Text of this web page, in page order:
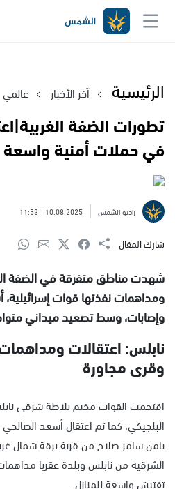
الرئيسية آخر الأخبار عالمي
تطورات الضفة
في حملات أمنية واسعة
راديو الشمس 10.08.2025
11:53
شارك المقال
شهدت مناطق متفرقة في الضفة
ومداهمات نفذتها قوات
وإصابات، وسط تصعيد ميداني
نابلس: اعتقالات
وقرى مجاورة
اقتحمت القوات مخيم بلاطة شرقي
البلجيكي، كما تم اعتقال أسعد
يامن سامر صلاح من قرية برقة شمال
الشرقية من نابلس وبلدة عقربا
تفتيش واسعة للمنازل.